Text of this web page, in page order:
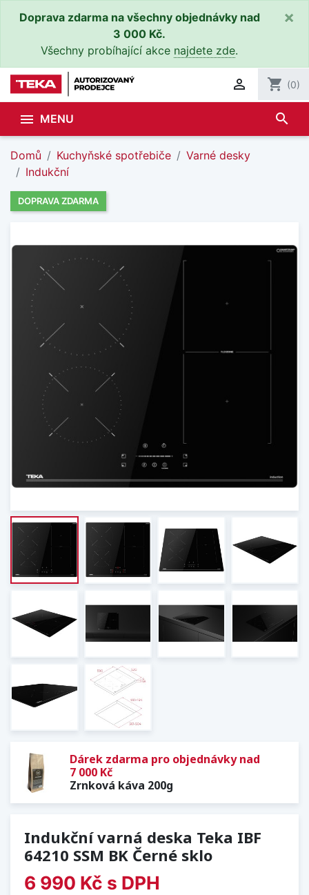
Doprava zdarma na všechny objednávky nad
3 000 Kč.
Všechny probíhající akce najdete zde.
×
 shopping_cart (0)
 MENU search
Domů Kuchyňské spotřebiče
Varné desky
Indukční
DOPRAVA ZDARMA
Dárek zdarma pro objednávky nad
7 000 Kč
Zrnková káva 200g
Indukční varná deska Teka IBF
64210 SSM BK Černé sklo
6 990 Kč s DPH